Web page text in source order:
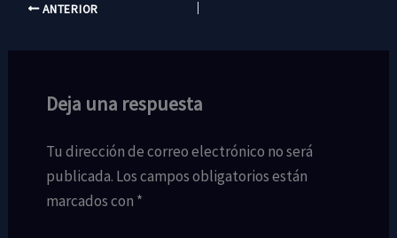
ANTERIOR
Deja una respuesta
Tu dirección de correo electrónico no será
publicada. Los campos obligatorios están
marcados con *